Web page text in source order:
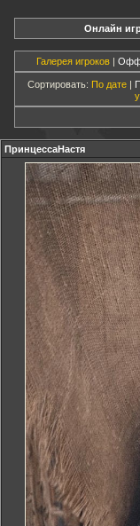
Онлайн
Галерея игроков|
Сортировать: По дате|
ПринцессаНастя